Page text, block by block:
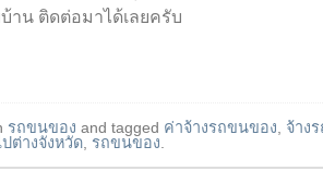
าน ติดต่อมาได้เลยครับ
รถขนของ and tagged ค่าจ้างรถขนของ จ้าง
ต่างจังหวัด รถขนของ